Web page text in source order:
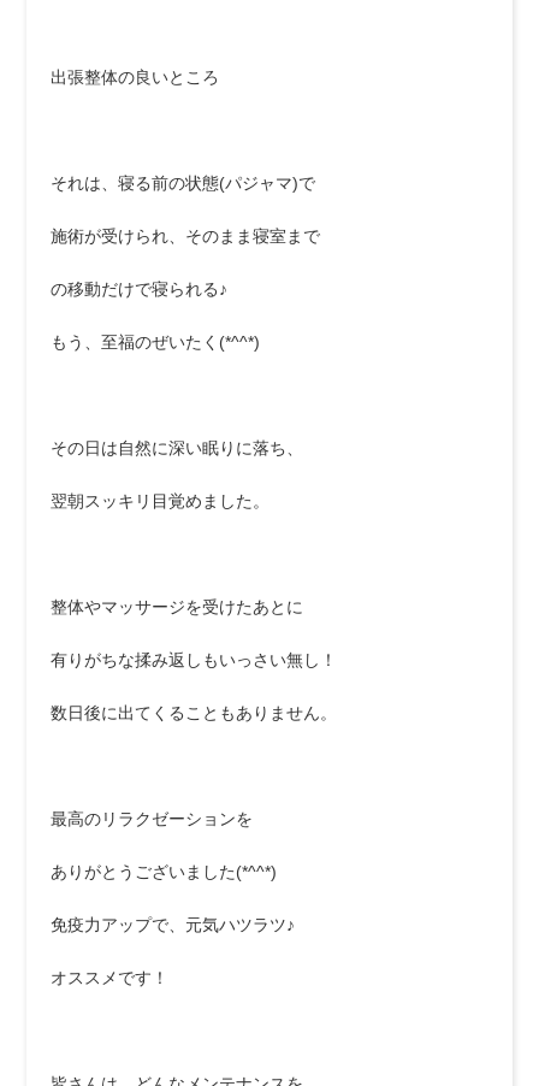
出張整体の良いところ
それは、寝る前の状態(パジャマ)で
施術が受けられ、そのまま寝室まで
の移動だけで寝られる♪
もう、至福のぜいたく(*^^*)
その日は自然に深い眠りに落ち、
翌朝スッキリ目覚めました。
整体やマッサージを受けたあとに
有りがちな揉み返しもいっさい無し！
数日後に出てくることもありません。
最高のリラクゼーションを
ありがとうございました(*^^*)
免疫力アップで、元気ハツラツ♪
オススメです！